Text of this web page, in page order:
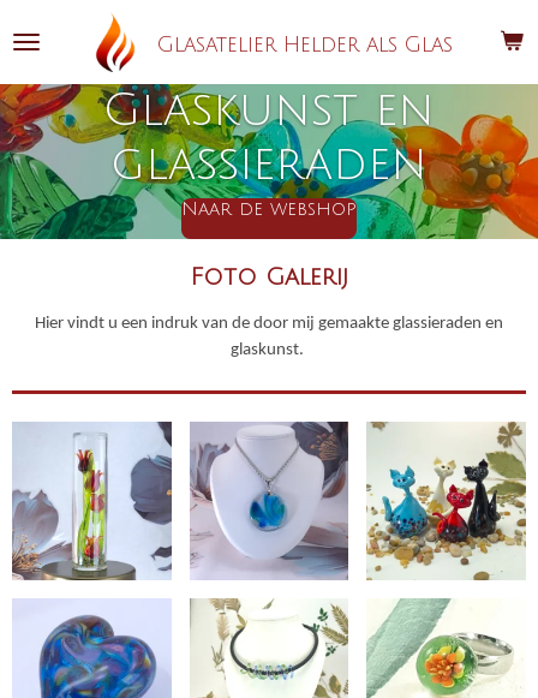
direct
de
hoofdinhoud
Glasatelier Helder als Glas
Glaskunst en
glassieraden
Naar de webshop
Foto Galerij
Hier vindt u een indruk van de door mij gemaakte glassieraden en
glaskunst.